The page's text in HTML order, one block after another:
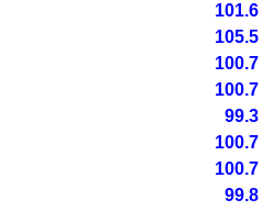
101.6
105.5
100.7
100.7
99.3
100.7
100.7
99.8